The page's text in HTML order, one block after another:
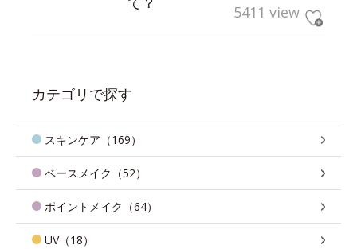
5411 view
カテゴリで探す
スキンケア（169）
ベースメイク（52）
ポイントメイク（64）
UV（18）